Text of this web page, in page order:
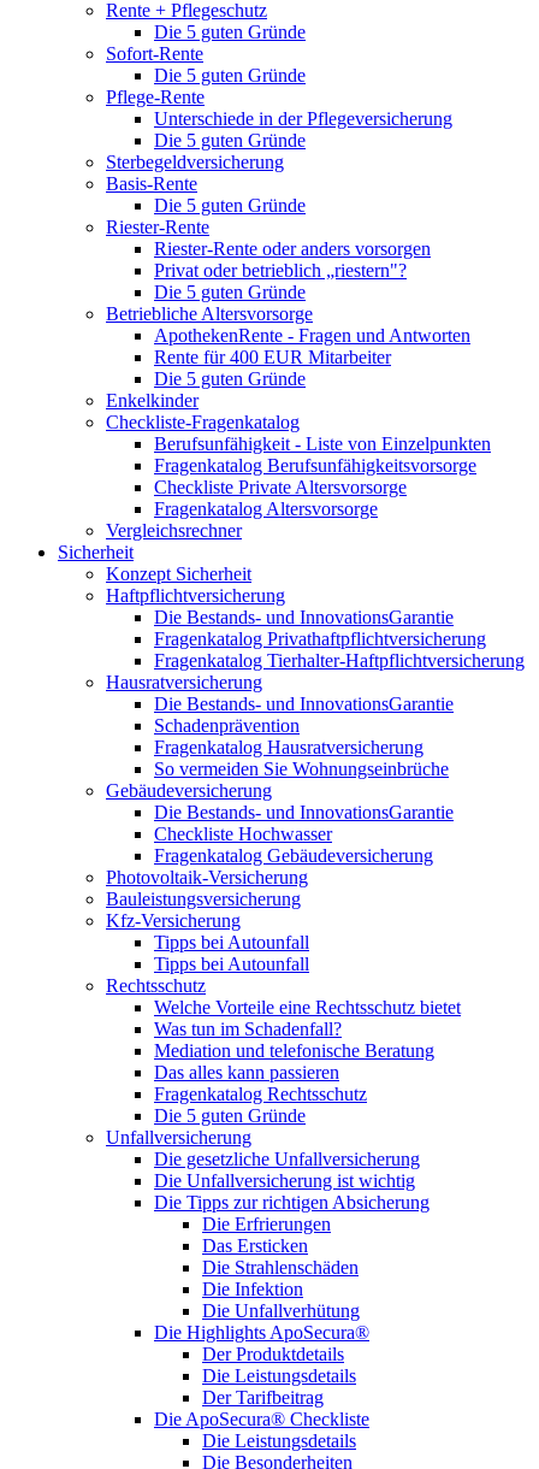
Rente + Pflegeschutz
Die 5 guten Gründe
Sofort-Rente
Die 5 guten Gründe
Pflege-Rente
Unterschiede in der Pflegeversicherung
Die 5 guten Gründe
Sterbegeldversicherung
Basis-Rente
Die 5 guten Gründe
Riester-Rente
Riester-Rente oder anders vorsorgen
Privat oder betrieblich „riestern"?
Die 5 guten Gründe
Betriebliche Altersvorsorge
ApothekenRente - Fragen und Antworten
Rente für 400 EUR Mitarbeiter
Die 5 guten Gründe
Enkelkinder
Checkliste-Fragenkatalog
Berufsunfähigkeit - Liste von Einzelpunkten
Fragenkatalog Berufsunfähigkeitsvorsorge
Checkliste Private Altersvorsorge
Fragenkatalog Altersvorsorge
Vergleichsrechner
Sicherheit
Konzept Sicherheit
Haftpflichtversicherung
Die Bestands- und InnovationsGarantie
Fragenkatalog Privathaftpflichtversicherung
Fragenkatalog Tierhalter-Haftpflichtversicherung
Hausratversicherung
Die Bestands- und InnovationsGarantie
Schadenprävention
Fragenkatalog Hausratversicherung
So vermeiden Sie Wohnungseinbrüche
Gebäudeversicherung
Die Bestands- und InnovationsGarantie
Checkliste Hochwasser
Fragenkatalog Gebäudeversicherung
Photovoltaik-Versicherung
Bauleistungsversicherung
Kfz-Versicherung
Tipps bei Autounfall
Tipps bei Autounfall
Rechtsschutz
Welche Vorteile eine Rechtsschutz bietet
Was tun im Schadenfall?
Mediation und telefonische Beratung
Das alles kann passieren
Fragenkatalog Rechtsschutz
Die 5 guten Gründe
Unfallversicherung
Die gesetzliche Unfallversicherung
Die Unfallversicherung ist wichtig
Die Tipps zur richtigen Absicherung
Die Erfrierungen
Das Ersticken
Die Strahlenschäden
Die Infektion
Die Unfallverhütung
Die Highlights ApoSecura®
Der Produktdetails
Die Leistungsdetails
Der Tarifbeitrag
Die ApoSecura® Checkliste
Die Leistungsdetails
Die Besonderheiten